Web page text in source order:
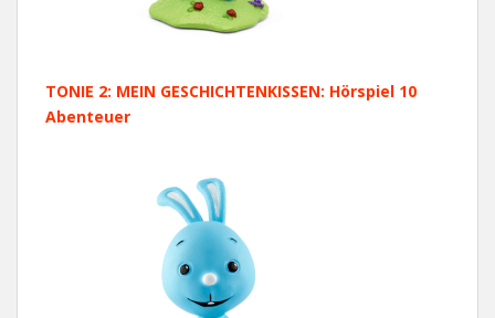
TONIE 2: MEIN GESCHICHTENKISSEN: Hörspiel 10
Abenteuer